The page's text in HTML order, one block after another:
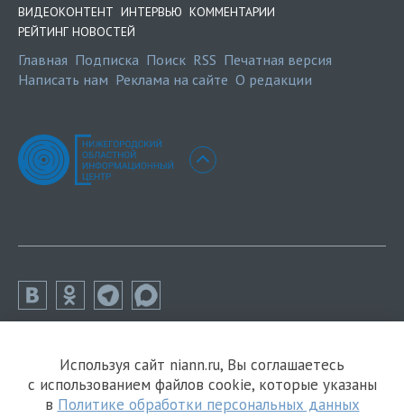
ВИДЕОКОНТЕНТ ИНТЕРВЬЮ КОММЕНТАРИИ
РЕЙТИНГ НОВОСТЕЙ
Главная Подписка Поиск RSS Печатная версия
Написать нам Реклама на сайте О редакции
Используя сайт niann.ru, Вы соглашаетесь
с использованием файлов cookie, которые указаны
в Политике обработки персональных данных